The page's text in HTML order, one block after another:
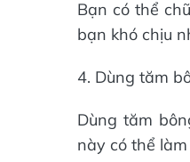
Bạn có thể
bạn khó chịu
4. Dùng tăm
Dùng tăm
này có thể